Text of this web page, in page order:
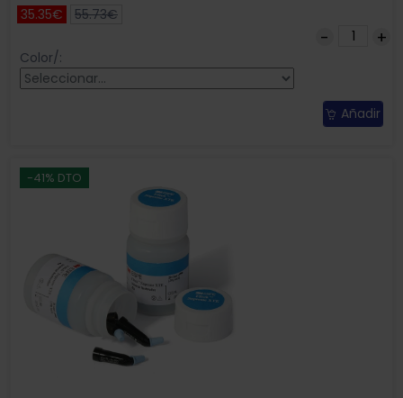
35.35€ 55.73€
Color/:
Añadir
-41% DTO